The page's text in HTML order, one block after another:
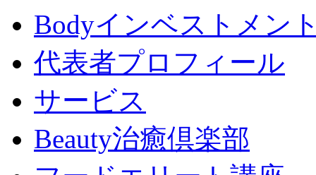
Bodyインベストメン
代表者プロフィール
サービス
Beauty治癒倶楽部